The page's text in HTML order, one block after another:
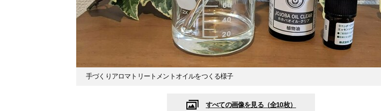
手づくりアロマトリートメントオイルをつくる様子
すべての画像を見る（全10枚）